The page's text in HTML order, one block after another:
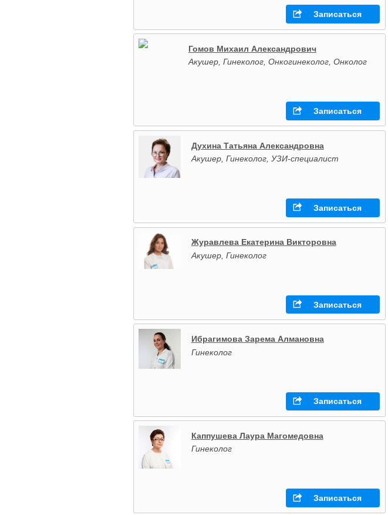
Записаться
Гомов Михаил Александрович
Акушер, Гинеколог, Онкогинеколог, Онколог
Записаться
Духина Татьяна Александровна
Акушер, Гинеколог, УЗИ-специалист
Записаться
Журавлева Екатерина Викторовна
Акушер, Гинеколог
Записаться
Ибрагимова Зарема Алмановна
Гинеколог
Записаться
Каппушева Лаура Магомедовна
Гинеколог
Записаться